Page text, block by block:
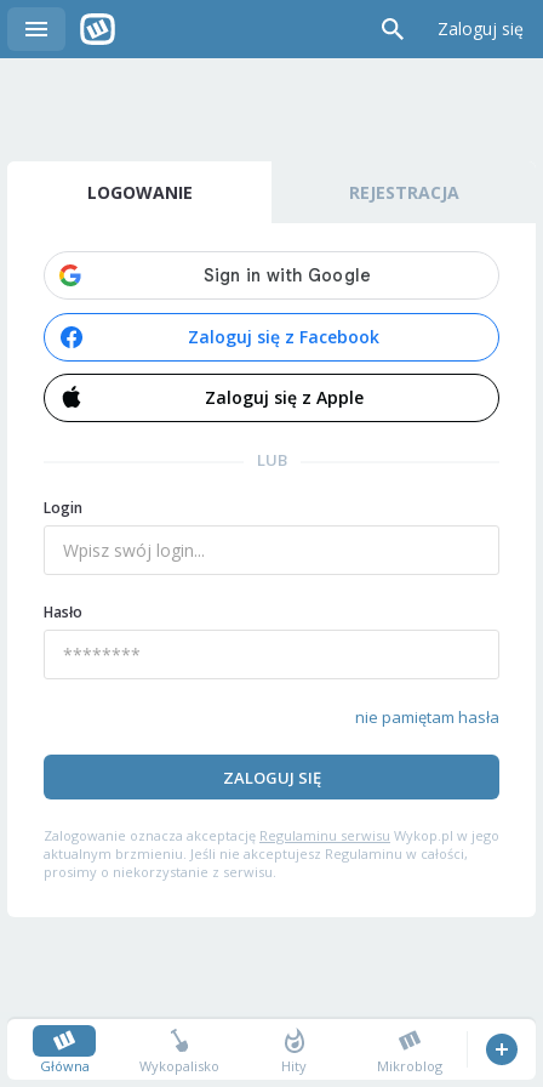
Zaloguj się
LOGOWANIE REJESTRACJA
Zaloguj się z Facebook
Zaloguj się z Apple
LUB
Login
Hasło
nie pamiętam hasła
ZALOGUJ SIĘ
Zalogowanie oznacza akceptację Regulaminu serwisu Wykop.pl w jego
aktualnym brzmieniu. Jeśli nie akceptujesz Regulaminu w całości,
prosimy o niekorzystanie z serwisu.
Główna Wykopalisko Hity Mikroblog